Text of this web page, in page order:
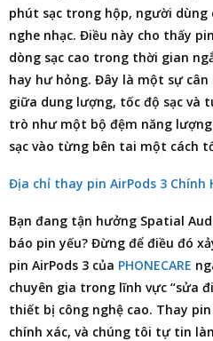
phút sạc trong hộp, người dùng
nghe nhạc. Điều này cho thấy
dòng sạc cao trong thời gian
hay hư hỏng. Đây là một sự
giữa dung lượng, tốc độ sạc và
trò như một bộ đệm năng
sạc vào từng bên tai một cách
Địa chỉ thay pin AirPods 3 Chính
Bạn đang tận hưởng Spatial
báo pin yếu? Đừng để điều đó
pin AirPods 3 của PHONECARE
chuyên gia trong lĩnh vực “sửa
thiết bị công nghệ cao. Thay
chính xác, và chúng tôi tự tin